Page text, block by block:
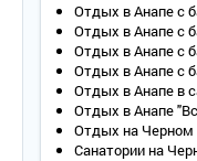
Отдых в Анапе с
Отдых в Анапе с
Отдых в Анапе с
Отдых в Анапе с
Отдых в Анапе в
Отдых в Анапе
Отдых на Черном
Санатории на